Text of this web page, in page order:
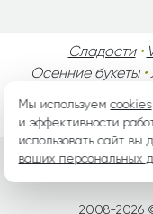
Сладости•
Осенние букеты•
День
2008-2026
Мы используемcookies
и эффективности
использовать сайт
ваших персональных